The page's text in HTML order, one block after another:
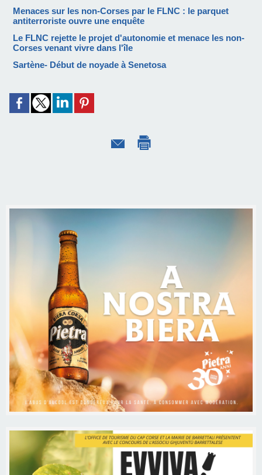
Menaces sur les non-Corses par le FLNC : le parquet
antiterroriste ouvre une enquête
Le FLNC rejette le projet d'autonomie et menace les non-
Corses venant vivre dans l'île
Sartène- Début de noyade à Senetosa